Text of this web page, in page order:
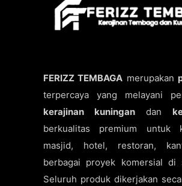
FERIZZ TEMBAGA merupakan
terpercaya yang melayani
kerajinan kuningandan
berkualitas premium untuk
masjid, hotel, restoran,
berbagai proyek komersial di
Seluruh produk dikerjakan